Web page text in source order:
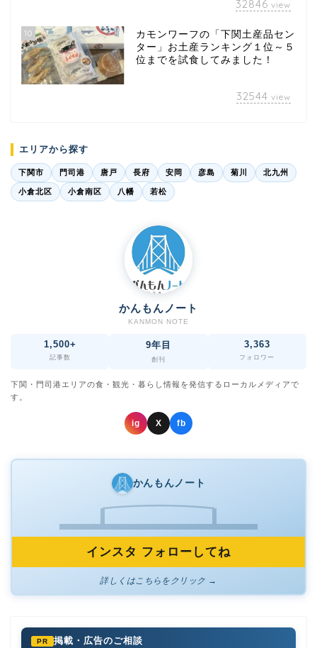
32846 view
10
カモンワーフの「下関土産品セン
ター」お土産ランキング１位～５
位までを試食してみました！
32544 view
エリアから探す
下関市 門司港 唐戸 長府 安岡 彦島 菊川 北九州
小倉北区 小倉南区 八幡 若松
かんもんノート
KANMON NOTE
1,500+
記事数
9年目
創刊
3,363
フォロワー
下関・門司港エリアの食・観光・暮らし情報を発信するローカルメディアで
す。
ig X fb
かんもんノート
インスタ フォローしてね
詳しくはこちらをクリック →
PR 掲載・広告のご相談